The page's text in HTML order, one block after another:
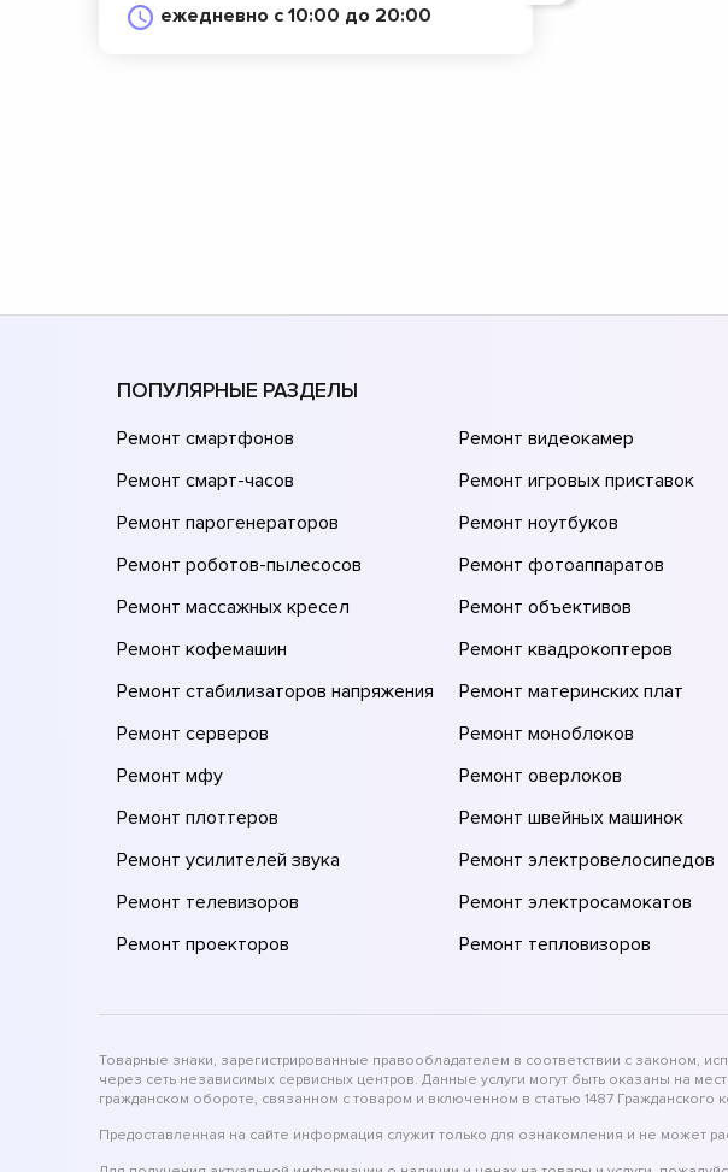
ежедневно с 10:00 до 20:00
ПОПУЛЯРНЫЕ РАЗДЕЛЫ
Ремонт смартфонов
Ремонт смарт-часов
Ремонт парогенераторов
Ремонт роботов-пылесосов
Ремонт массажных кресел
Ремонт кофемашин
Ремонт стабилизаторов напряжения
Ремонт серверов
Ремонт мфу
Ремонт плоттеров
Ремонт усилителей звука
Ремонт телевизоров
Ремонт проекторов
Ремонт видеокамер
Ремонт игровых приставок
Ремонт ноутбуков
Ремонт фотоаппаратов
Ремонт объективов
Ремонт квадрокоптеров
Ремонт материнских плат
Ремонт моноблоков
Ремонт оверлоков
Ремонт швейных машинок
Ремонт электровелосипедов
Ремонт электросамокатов
Ремонт тепловизоров
Товарные знаки, зарегистрированные правообладателем в соответствии с законом,
через сеть независимых сервисных центров. Данные услуги могут быть оказаны на
гражданском обороте, связанном с товаром и включенном в статью 1487 Гражданского
Предоставленная на сайте информация служит только для ознакомления и не может